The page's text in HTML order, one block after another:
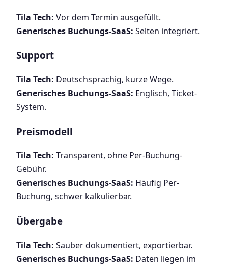
Tila Tech: Vor dem Termin ausgefüllt.
Generisches Buchungs-SaaS: Selten integriert.
Support
Tila Tech: Deutschsprachig, kurze Wege.
Generisches Buchungs-SaaS: Englisch, Ticket-
System.
Preismodell
Tila Tech: Transparent, ohne Per-Buchung-
Gebühr.
Generisches Buchungs-SaaS: Häufig Per-
Buchung, schwer kalkulierbar.
Übergabe
Tila Tech: Sauber dokumentiert, exportierbar.
Generisches Buchungs-SaaS: Daten liegen im